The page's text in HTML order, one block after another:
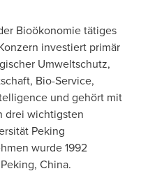
Bioökonomie tätiges
investiert primär
Umweltschutz,
Bio-Service,
und gehört mit
drei wichtigsten
Peking
wurde 1992
China.